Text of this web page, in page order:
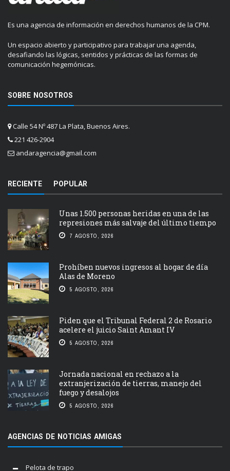
Es una agencia de información en derechos humanos de la CPM.
Un espacio abierto y participativo para trabajar una agenda,
desafiando las lógicas, sentidos y prácticas de las formas de
comunicación hegemónicas.
SOBRE NOSOTROS
Calle 54 Nº 487 La Plata, Buenos Aires.
221 426-2904
andaragencia@gmail.com
RECIENTE POPULAR
Unas 1.500 personas heridas en una de las
represiones más salvaje del último tiempo
7 AGOSTO, 2026
Prohíben nuevos ingresos al hogar de día
Alas de Moreno
5 AGOSTO, 2026
Piden que el Tribunal Federal 2 de Rosario
acelere el juicio Saint Amant IV
5 AGOSTO, 2026
Jornada nacional en rechazo a la
extranjerización de tierras, manejo del
fuego y desalojos
5 AGOSTO, 2026
AGENCIAS DE NOTICIAS AMIGAS
Pelota de trapo